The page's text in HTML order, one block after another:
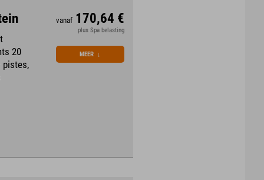
20
pistes,
vanaf 170,64 €
plus Spa belasting
MEER ↓